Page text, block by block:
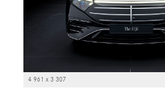
4 961 x 3 307